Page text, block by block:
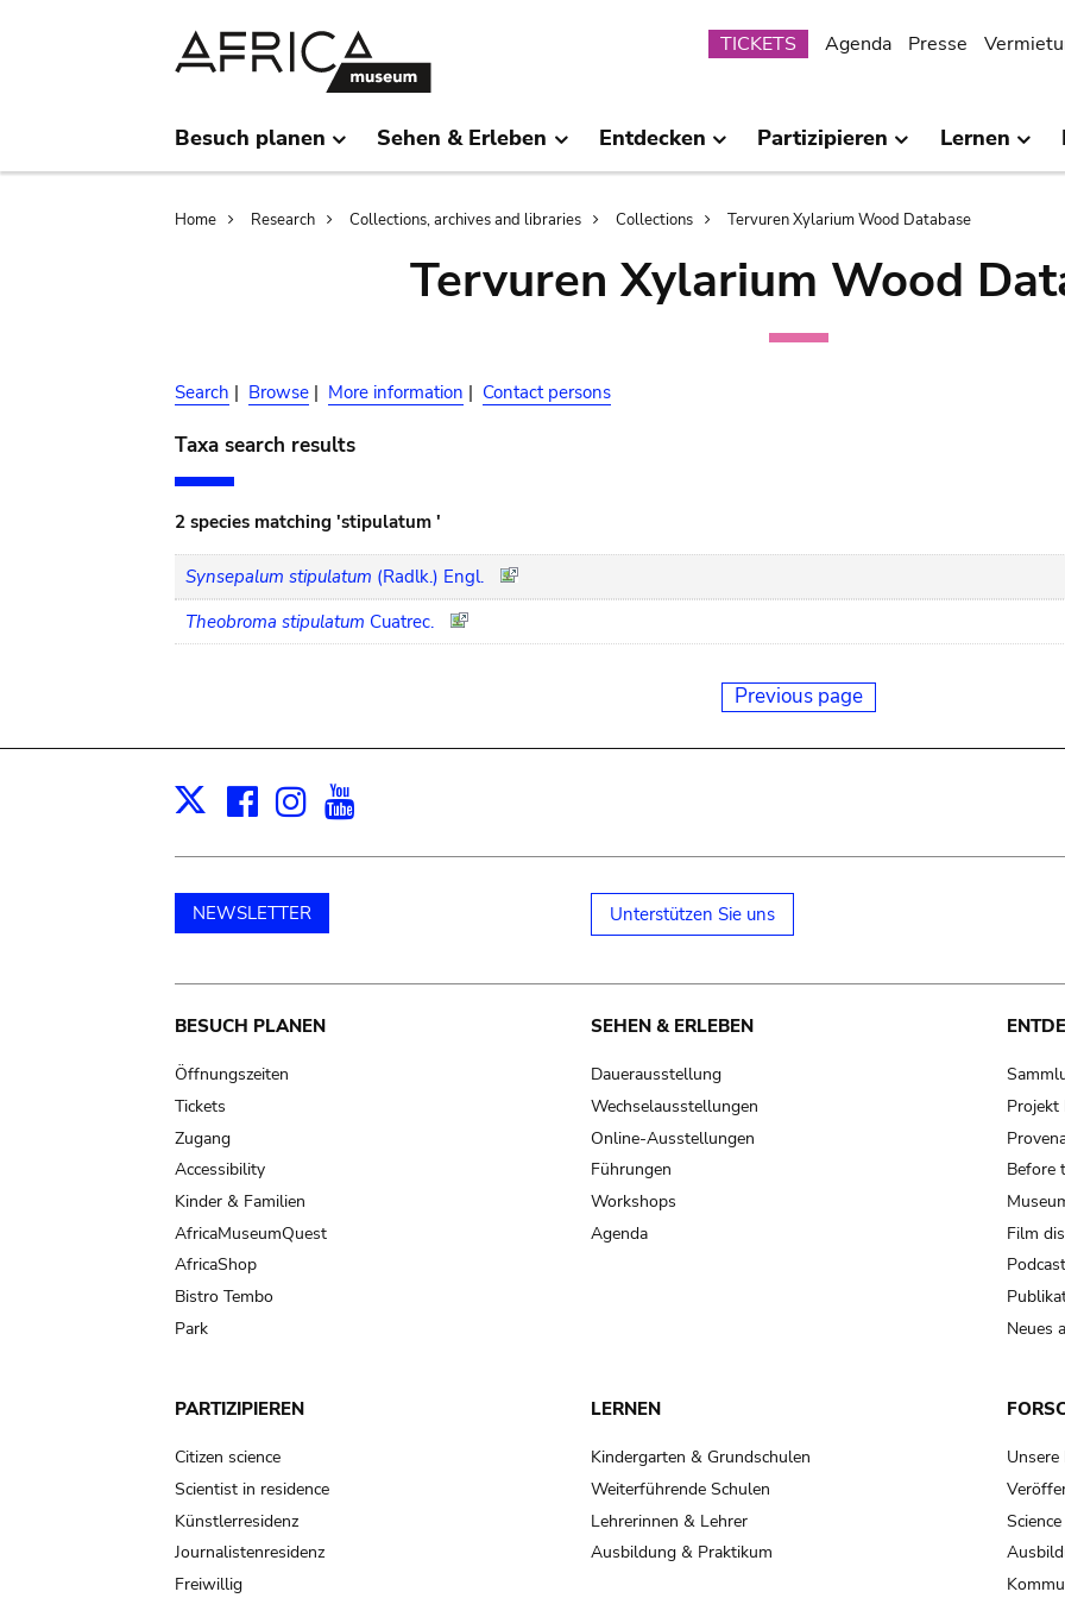
Submenu
TICKETS Agenda Presse
Besuch planen Sehen & Erleben Entdecken Partizipieren Lernen
Breadcrumb
Home Research Collections, archives and libraries Collections Tervuren Xylarium Wood Database
Tervuren Xylarium Wood
Search | Browse | More information | Contact persons
Taxa search results
2 species matching 'stipulatum '
Synsepalum stipulatum (Radlk.) Engl.
Theobroma stipulatum Cuatrec.
Previous page
X Facebook
Instagram
NEWSLETTER Unterstützen Sie uns
Main
navigation
BESUCH PLANEN
Öffnungszeiten
Tickets
Zugang
Accessibility
Kinder & Familien
AfricaMuseumQuest
AfricaShop
Bistro Tembo
Park
SEHEN & ERLEBEN
Dauerausstellung
Wechselausstellungen
Online-Ausstellungen
Führungen
Workshops
Agenda
Projekt
Before
Film
Neues
PARTIZIPIEREN
Citizen science
Scientist in residence
Künstlerresidenz
Journalistenresidenz
Freiwillig
LERNEN
Kindergarten & Grundschulen
Weiterführende Schulen
Lehrerinnen & Lehrer
Ausbildung & Praktikum